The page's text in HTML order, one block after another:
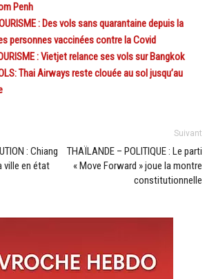
Penh
: Des vols sans quarantaine depuis la
personnes vaccinées contre la Covid
: Vietjet relance ses vols sur Bangkok
Thai Airways reste clouée au sol jusqu’au
: Chiang
ville en état
Suivant
THAÏLANDE – POLITIQUE : Le parti
« Move Forward » joue la montre
constitutionnelle